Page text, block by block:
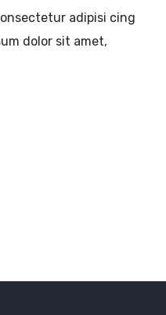
adipisi cing
dolor sit amet,